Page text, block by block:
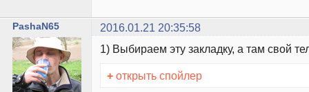
PashaN65 2016.01.21 20:35:58
1) Выбираем эту закладку, а там свой
+ открыть спойлер